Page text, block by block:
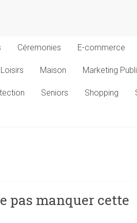
Céremonies E-commerce
Loisirs Maison Marketing
Seniors Shopping
pas manquer cette